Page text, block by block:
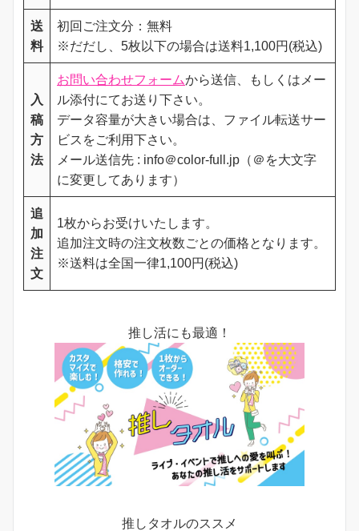
送
料
初回ご注文分：無料
※だだし、5枚以下の場合は送料1,100円(税込)
入
稿
方
法
お問い合わせフォームから送信、もしくはメー
ル添付にてお送り下さい。
データ容量が大きい場合は、ファイル転送サー
ビスをご利用下さい。
メール送信先 : info＠color-full.jp（＠を大文字
に変更してあります）
追
加
注
文
1枚からお受けいたします。
追加注文時の注文枚数ごとの価格となります。
※送料は全国一律1,100円(税込)
推し活にも最適！
推しタオルのススメ